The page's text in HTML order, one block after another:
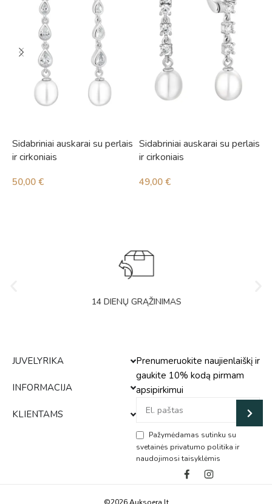
Sidabriniai auskarai su perlais
ir cirkoniais
50,00 €
Sidabriniai auskarai su perlais
ir cirkoniais
49,00 €
14 DIENŲ GRĄŽINIMAS
JUVELYRIKA
INFORMACIJA
KLIENTAMS
Prenumeruokite naujienlaiškį ir
gaukite 10% kodą pirmam
apsipirkimui
Pažymėdamas sutinku su
svetainės privatumo politika ir
naudojimosi taisyklėmis
Alternative: